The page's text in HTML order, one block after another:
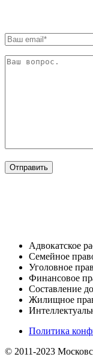
Адвокатское
Семейное
Уголовное
Финансовое
Составление
Жилищное
Политика
© 2011-2023